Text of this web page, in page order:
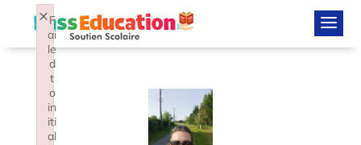
F
ai
le
d
t
o
in
iti
al
×